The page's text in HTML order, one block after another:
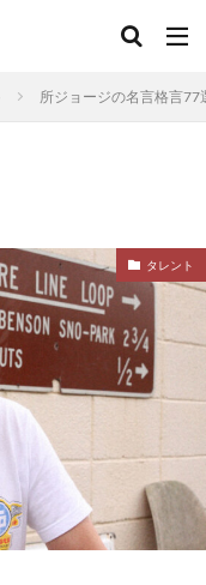
所ジョージの名言格言77
タレント